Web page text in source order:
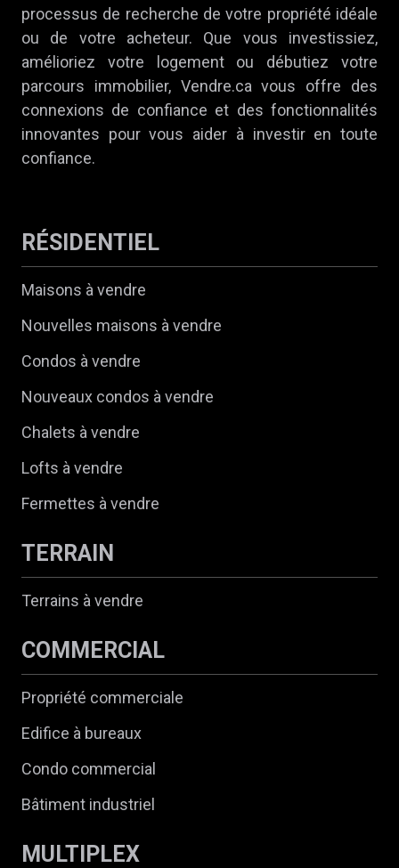
processus de recherche de votre propriété idéale
ou de votre acheteur. Que vous investissiez,
amélioriez votre logement ou débutiez votre
parcours immobilier, Vendre.ca vous offre des
connexions de confiance et des fonctionnalités
innovantes pour vous aider à investir en toute
confiance.
RÉSIDENTIEL
Maisons à vendre
Nouvelles maisons à vendre
Condos à vendre
Nouveaux condos à vendre
Chalets à vendre
Lofts à vendre
Fermettes à vendre
TERRAIN
Terrains à vendre
COMMERCIAL
Propriété commerciale
Edifice à bureaux
Condo commercial
Bâtiment industriel
MULTIPLEX